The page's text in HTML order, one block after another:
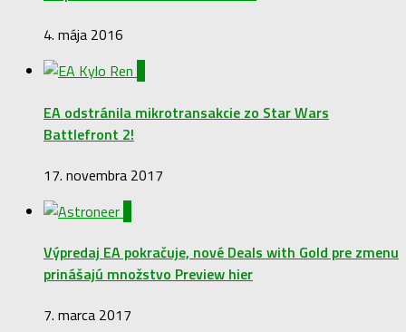
4. mája 2016
EA odstránila mikrotransakcie zo Star Wars
Battlefront 2!
17. novembra 2017
Výpredaj EA pokračuje, nové Deals with Gold pre zmenu
prinášajú množstvo Preview hier
7. marca 2017